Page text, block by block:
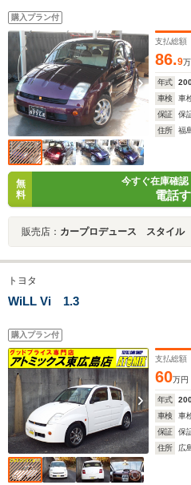
購入プラン付
支払総額
86.9
年式
車検
車
保証
保
住所
福
無
料
今すぐ在庫確
電話
販売店： カープロデュース スタイル
トヨタ
WiLL Vi 1.3
購入プラン付
支払総額
60万円
年式
車検
車
保証
保
住所
広